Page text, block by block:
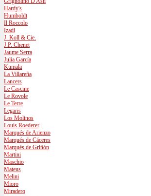
Hardy's
Humboldt
Il Roccolo
Izadi
J. Koll & Cie.
J.P. Chenet
Jaume Serra
Julia García
Kumala
La Villareña
Lancers
Le Cascine
Le Rovole
Le Terre
Legaris
Los Molinos
Louis Roederer
Marqués de Arienzo
Marqués de Cáceres
Marqués de Griñón
Martini
Maschio
Mateus
Melini
Mioro
Miradero